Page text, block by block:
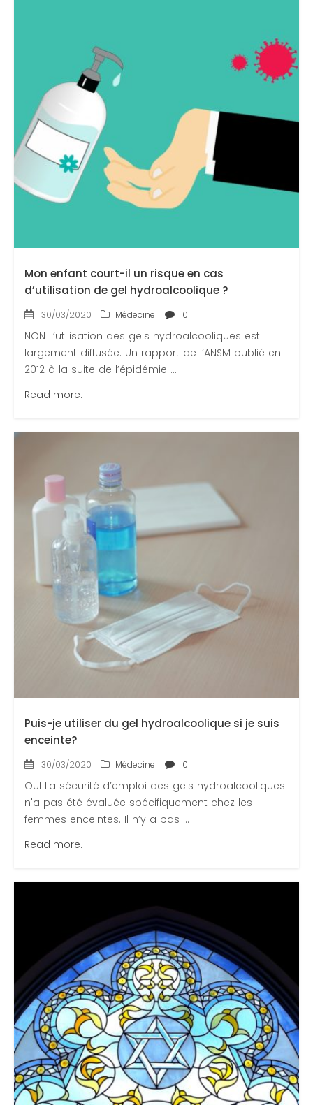
Mon enfant court-il un risque en cas
d’utilisation de gel hydroalcoolique ?
30/03/2020 Médecine 0
NON L’utilisation des gels hydroalcooliques est
largement diffusée. Un rapport de l’ANSM publié en
2012 à la suite de l’épidémie ...
Read more.
Puis-je utiliser du gel hydroalcoolique si je suis
enceinte?
30/03/2020 Médecine 0
OUI La sécurité d’emploi des gels hydroalcooliques
n'a pas été évaluée spécifiquement chez les
femmes enceintes. Il n’y a pas ...
Read more.